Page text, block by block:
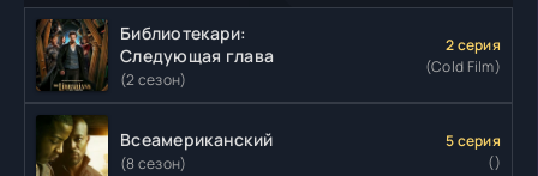
Библиотекари:
Следующая глава
(2 сезон)
2 серия
(Cold Film)
Всеамериканский
(8 сезон)
5 серия
()